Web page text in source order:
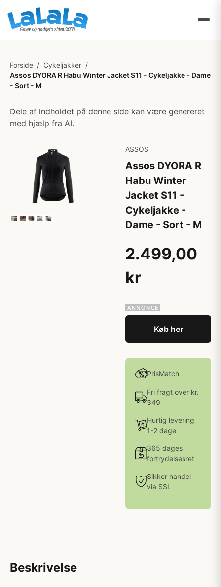
Forside / Cykeljakker /
Assos DYORA R Habu Winter Jacket S11 - Cykeljakke - Dame
- Sort - M
Dele af indholdet på denne side kan være genereret
med hjælp fra AI.
ASSOS
Assos DYORA R
Habu Winter
Jacket S11 -
Cykeljakke -
Dame - Sort - M
2.499,00
kr
Køb her
PrisMatch
Fri fragt over kr.
349
Hurtig levering
1-2 dage
365 dages
fortrydelsesret
Sikker handel
via SSL
Beskrivelse